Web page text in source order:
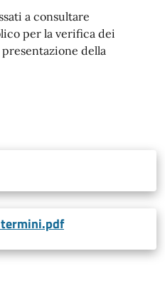
a consultare
per la verifica dei
della